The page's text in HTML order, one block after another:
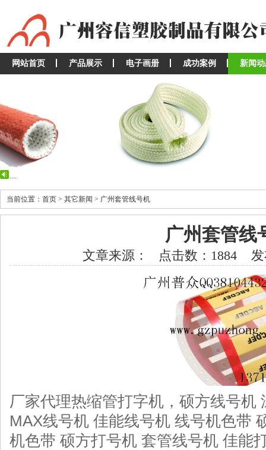
网站首页 产品展示 电子画册 成功案例 新闻
......
当前位置：首页 > 其它新闻 > 广州套管线号机
广州套管线
文章来源： 点击数：1884 发
厂家代理热缩管打字机，硕方线号机
MAX线号机 佳能线号机 线号机色带
机色带 硕方打号机 套管线号机 佳能